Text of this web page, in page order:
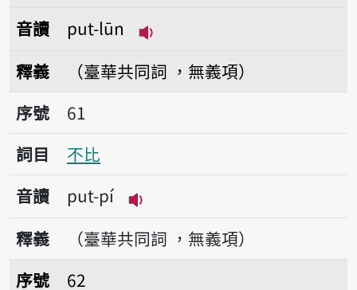
音讀
put-lūn
釋義
（臺華共同詞 ，無義項）
序號61不比
序號
61
詞目
不比
音讀
put-pí
播放音讀put-pí
釋義
（臺華共同詞 ，無義項）
序號62不變
序號 62